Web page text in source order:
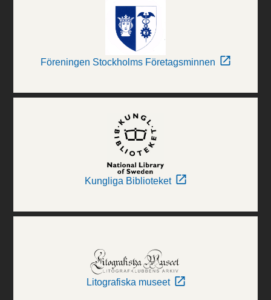
Föreningen Stockholms Företagsminnen
Kungliga Biblioteket
Litografiska museet